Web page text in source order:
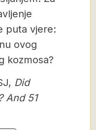
puta vjere:
ovog
kozmosa?
Did
And 51